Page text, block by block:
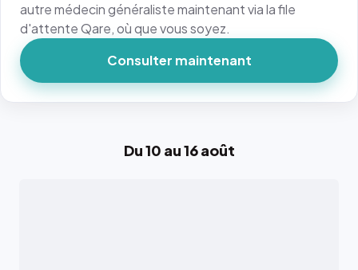
Du 10 au 16 août
autre médecin généraliste maintenant via la file
d'attente Qare, où que vous soyez.
Consulter maintenant